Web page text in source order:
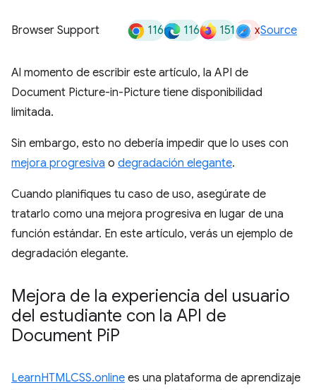
Browser Support 116 116 151 xSource
Al momento de escribir este artículo, la API de
Document Picture-in-Picture tiene disponibilidad
limitada.
Sin embargo, esto no debería impedir que lo uses con
mejora progresiva o degradación elegante.
Cuando planifiques tu caso de uso, asegúrate de
tratarlo como una mejora progresiva en lugar de una
función estándar. En este artículo, verás un ejemplo de
degradación elegante.
Mejora de la experiencia del usuario
del estudiante con la API de
Document PiP
LearnHTMLCSS.online es una plataforma de aprendizaje